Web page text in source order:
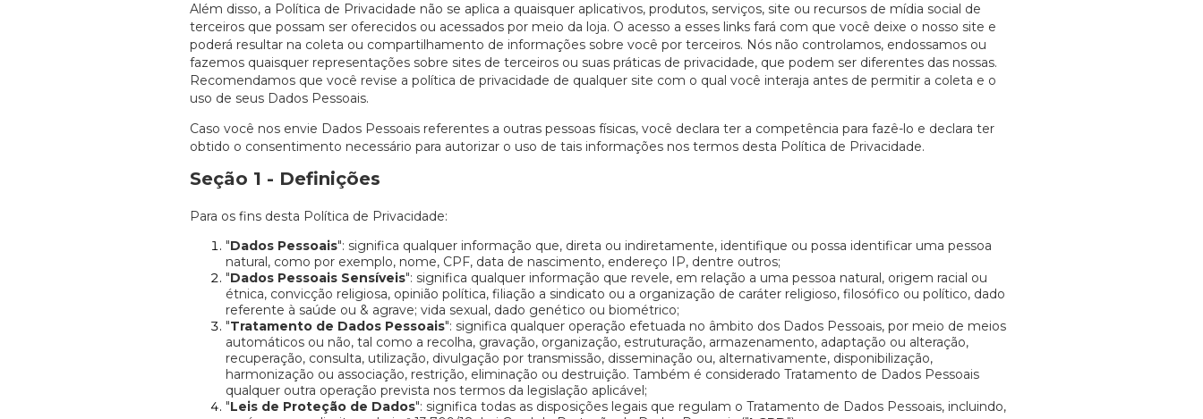
Além disso, a Política de Privacidade não se aplica a quaisquer aplicativos, produtos, serviços, site ou recursos de mídia social de
terceiros que possam ser oferecidos ou acessados por meio da loja. O acesso a esses links fará com que você deixe o nosso site e
poderá resultar na coleta ou compartilhamento de informações sobre você por terceiros. Nós não controlamos, endossamos ou
fazemos quaisquer representações sobre sites de terceiros ou suas práticas de privacidade, que podem ser diferentes das nossas.
Recomendamos que você revise a política de privacidade de qualquer site com o qual você interaja antes de permitir a coleta e o
uso de seus Dados Pessoais.
Caso você nos envie Dados Pessoais referentes a outras pessoas físicas, você declara ter a competência para fazê-lo e declara ter
obtido o consentimento necessário para autorizar o uso de tais informações nos termos desta Política de Privacidade.
Seção 1 - Definições
Para os fins desta Política de Privacidade:
"Dados Pessoais": significa qualquer informação que, direta ou indiretamente, identifique ou possa identificar uma pessoa
natural, como por exemplo, nome, CPF, data de nascimento, endereço IP, dentre outros;
"Dados Pessoais Sensíveis": significa qualquer informação que revele, em relação a uma pessoa natural, origem racial ou
étnica, convicção religiosa, opinião política, filiação a sindicato ou a organização de caráter religioso, filosófico ou político, dado
referente à saúde ou & agrave; vida sexual, dado genético ou biométrico;
"Tratamento de Dados Pessoais": significa qualquer operação efetuada no âmbito dos Dados Pessoais, por meio de meios
automáticos ou não, tal como a recolha, gravação, organização, estruturação, armazenamento, adaptação ou alteração,
recuperação, consulta, utilização, divulgação por transmissão, disseminação ou, alternativamente, disponibilização,
harmonização ou associação, restrição, eliminação ou destruição. Também é considerado Tratamento de Dados Pessoais
qualquer outra operação prevista nos termos da legislação aplicável;
"Leis de Proteção de Dados": significa todas as disposições legais que regulam o Tratamento de Dados Pessoais, incluindo,